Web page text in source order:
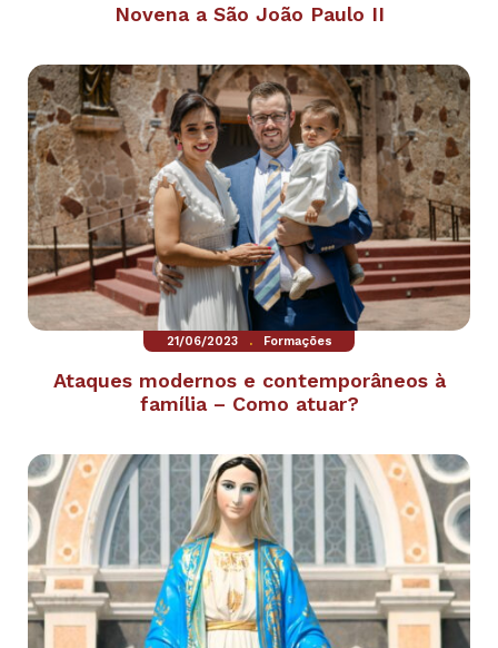
Novena a São João Paulo II
21/06/2023 . Formações
Ataques modernos e contemporâneos à
família – Como atuar?